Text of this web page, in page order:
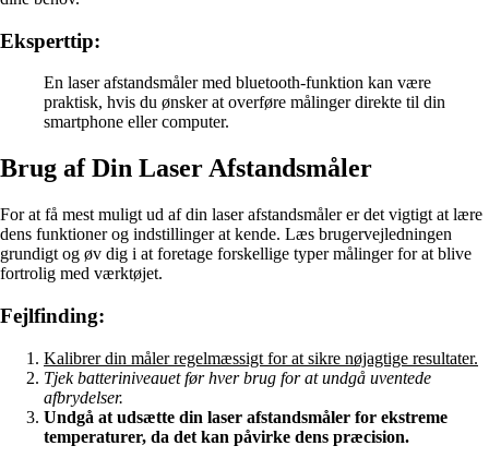
Eksperttip:
En laser afstandsmåler med bluetooth-funktion kan være
praktisk, hvis du ønsker at overføre målinger direkte til din
smartphone eller computer.
Brug af Din Laser Afstandsmåler
For at få mest muligt ud af din laser afstandsmåler er det vigtigt at lære
dens funktioner og indstillinger at kende. Læs brugervejledningen
grundigt og øv dig i at foretage forskellige typer målinger for at blive
fortrolig med værktøjet.
Fejlfinding:
Kalibrer din måler regelmæssigt for at sikre nøjagtige resultater.
Tjek batteriniveauet før hver brug for at undgå uventede
afbrydelser.
Undgå at udsætte din laser afstandsmåler for ekstreme
temperaturer, da det kan påvirke dens præcision.